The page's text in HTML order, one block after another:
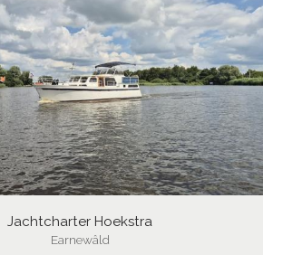
Jachtcharter Hoekstra
Earnewâld